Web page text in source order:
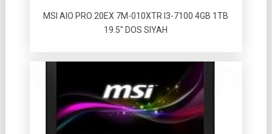
MSI AIO PRO 20EX 7M-010XTR I3-7100 4GB 1TB
19.5″ DOS SIYAH